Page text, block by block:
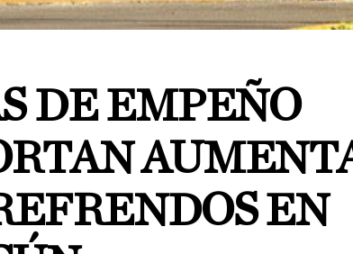
DE EMPEÑO
EN